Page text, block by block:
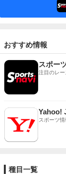
おすすめ情報
スポー
注目のレ
Yahoo!
スポーツ
種目一覧